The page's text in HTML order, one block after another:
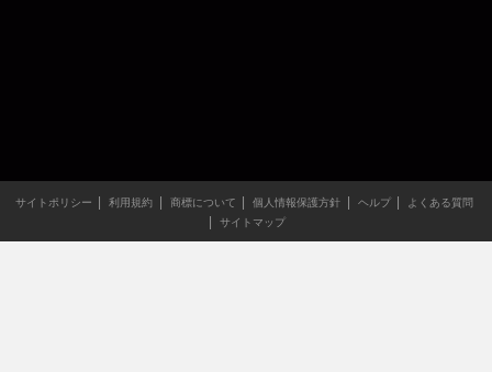
サイトポリシー 利用規約 商標について 個人情報保護方針 ヘルプ
よくある質問
サイトマップ